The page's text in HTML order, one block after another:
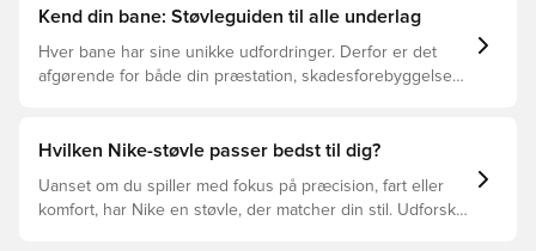
Kend din bane: Støvleguiden til alle underlag
Hver bane har sine unikke udfordringer. Derfor er det
afgørende for både din præstation, skadesforebyggelse
støvler der er det bedste valg til de forskellige typer
Hvilken Nike-støvle passer bedst til dig?
Uanset om du spiller med fokus på præcision, fart eller
komfort, har Nike en støvle, der matcher din stil. Udforsk